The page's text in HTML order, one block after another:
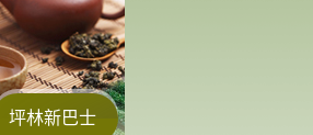
坪林新巴士